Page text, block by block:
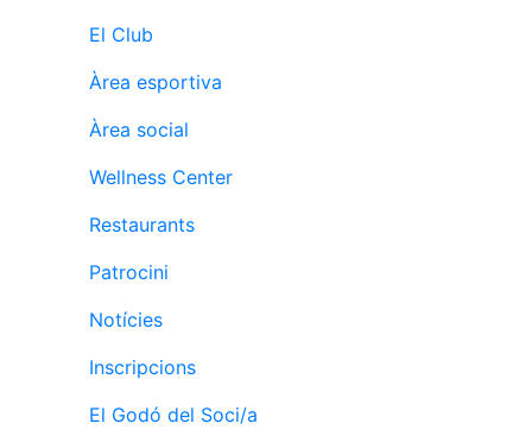
Socials
Sortides
culturals
Conferències
Inspirational
d'Activitats
Penyes del
El Club
Àrea esportiva
Àrea social
Wellness Center
Restaurants
Patrocini
Notícies
Inscripcions
El Godó del Soci/a